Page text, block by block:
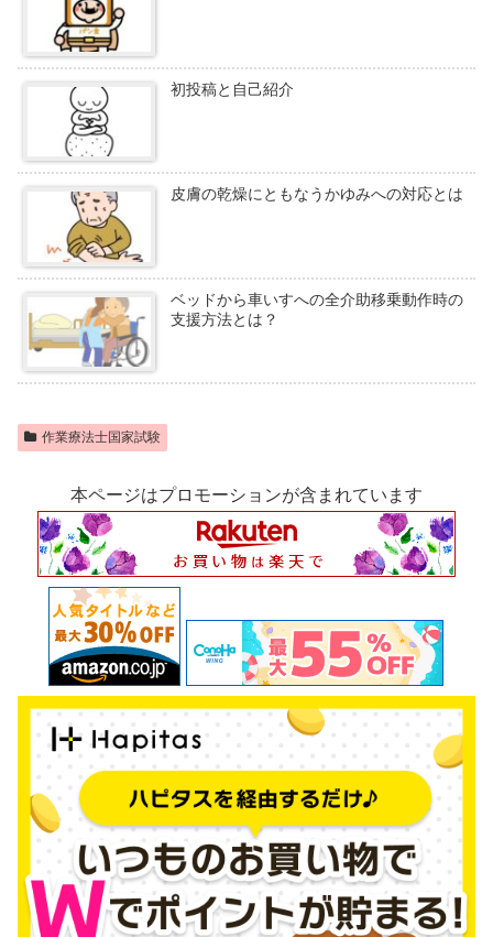
初投稿と自己紹介
皮膚の乾燥にともなうかゆみへの対応とは
ベッドから車いすへの全介助移乗動作時の
支援方法とは？
作業療法士国家試験
本ページはプロモーションが含まれています